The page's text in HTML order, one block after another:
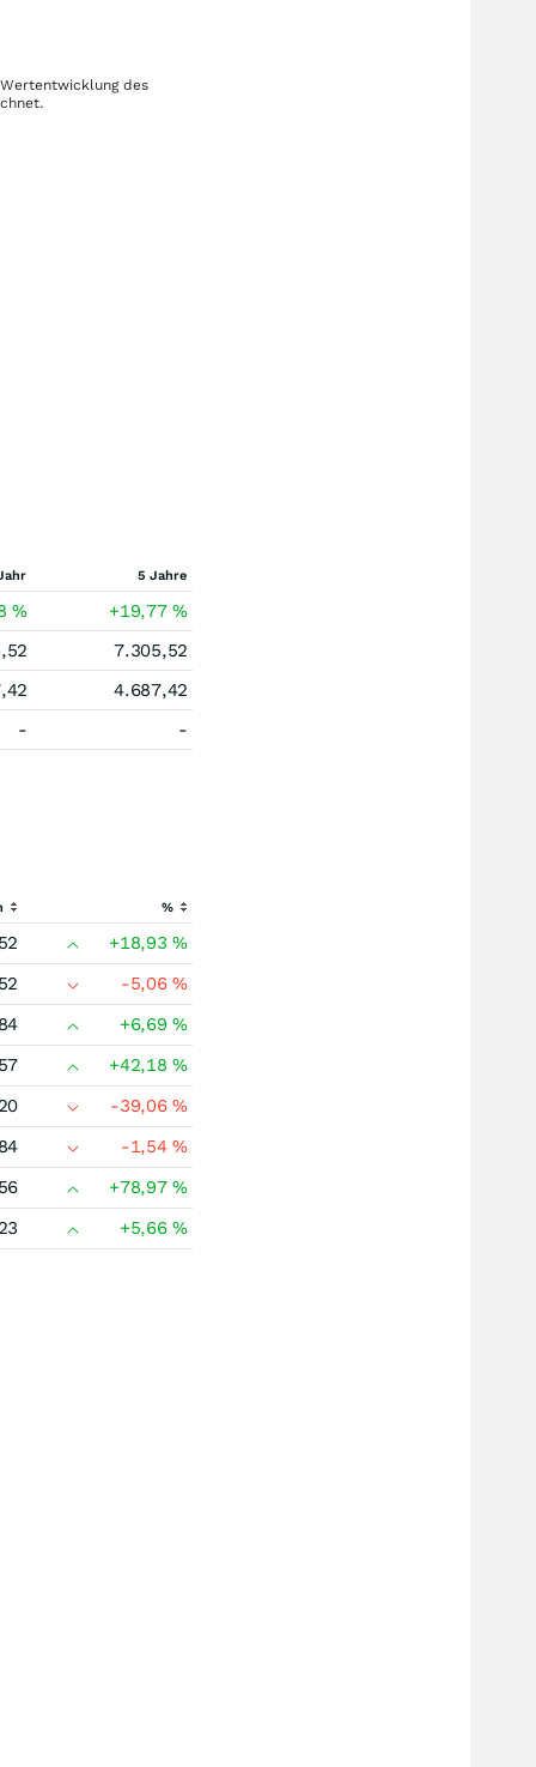
des
5 Jahre
% +19,77%
7.305,52
4.687,42
- -
%
+18,93%
-5,06%
+6,69%
+42,18%
-39,06%
-1,54%
+78,97%
+5,66%